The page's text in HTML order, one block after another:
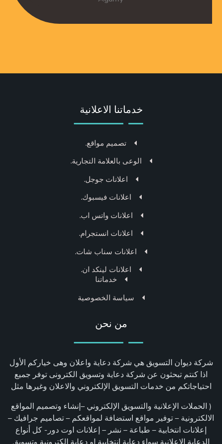
من نحن
شركة ديوان التسويق هي شركة دعاية واعلان وهى خياركم الأول
اذا كنتم تبحثون عن شركة دعاية وتسويق الكترونى توفر جميع
احتياجاتكم من خدمات التسويق الإلكتروني والاعلان وغيرها مثل
( الحملات الإعلانية والتسويق الإلكتروني –إنشاء وتصميم المواقع
الالكترونية – توفير مواقع استضافة لمواقعكم – تصاميم جرافيك –
إعلانات انتخابية – طباعة – نشر – إعلانات اوت دور- كل أنواع
خدماتنا الاعلانية
تصميم مواقع.
الوعى بالعلامة التجارية.
اعلانات جوجل.
اعلانات فيسبوك.
اعلانات واتس اب.
اعلانات انستجرام.
اعلانات سناب شات.
اعلانات لينكد ان.
خدماتنا
سياسة الخصوصية